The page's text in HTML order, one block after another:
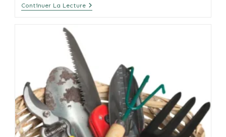
Continuer La LectureLes
Secrets